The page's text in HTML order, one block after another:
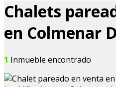
Chalets
en Colmenar
1 Inmueble encontrado